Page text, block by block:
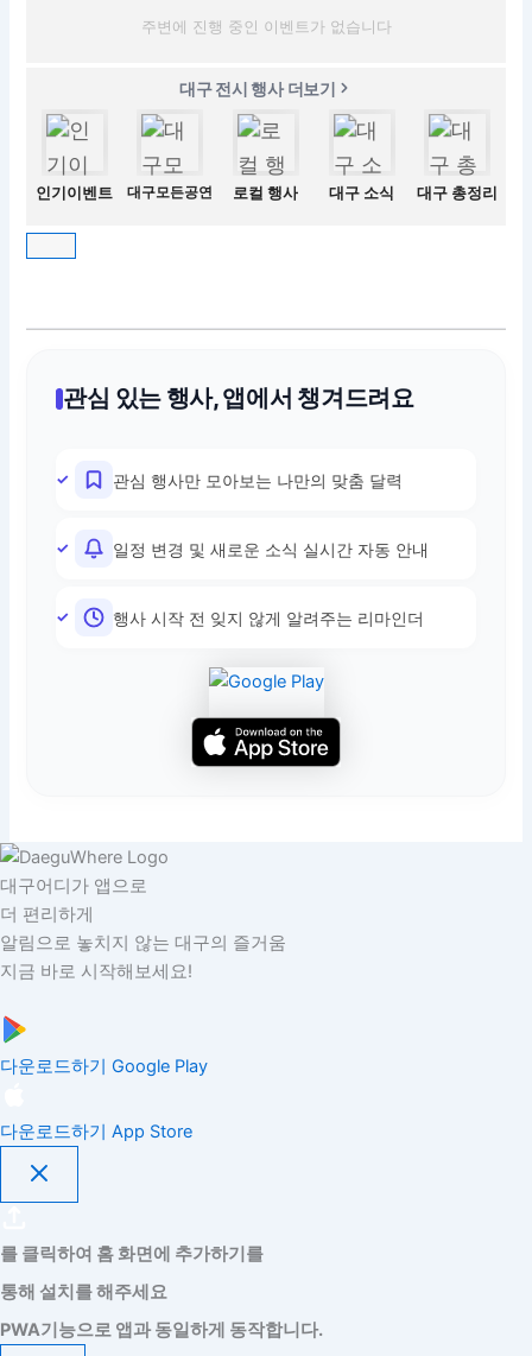
주변에 진행 중인 이벤트가 없습니다
대구 전시 행사 더보기
인기이벤트 대구모든공연 로컬 행사 대구 소식 대구 총정리
관심 있는 행사, 앱에서 챙겨드려요
관심 행사만 모아보는 나만의 맞춤 달력
일정 변경 및 새로운 소식 실시간 자동 안내
행사 시작 전 잊지 않게 알려주는 리마인더
대구어디가 앱으로
더 편리하게
알림으로 놓치지 않는 대구의 즐거움
지금 바로 시작해보세요!
다운로드하기 Google Play
다운로드하기 App Store
를 클릭하여 홈 화면에 추가하기를
통해 설치를 해주세요
PWA기능으로 앱과 동일하게 동작합니다.